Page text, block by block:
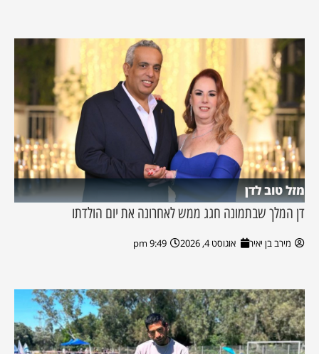
מזל טוב לדן
דן המלך שבתמונה חגג ממש לאחרונה את יום הולדתו
מירב בן יאיר אוגוסט 4, 2026 9:49 pm